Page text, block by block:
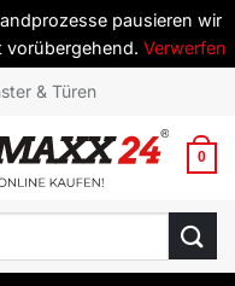
pausieren wir
vorübergehend. Verwerfen
0